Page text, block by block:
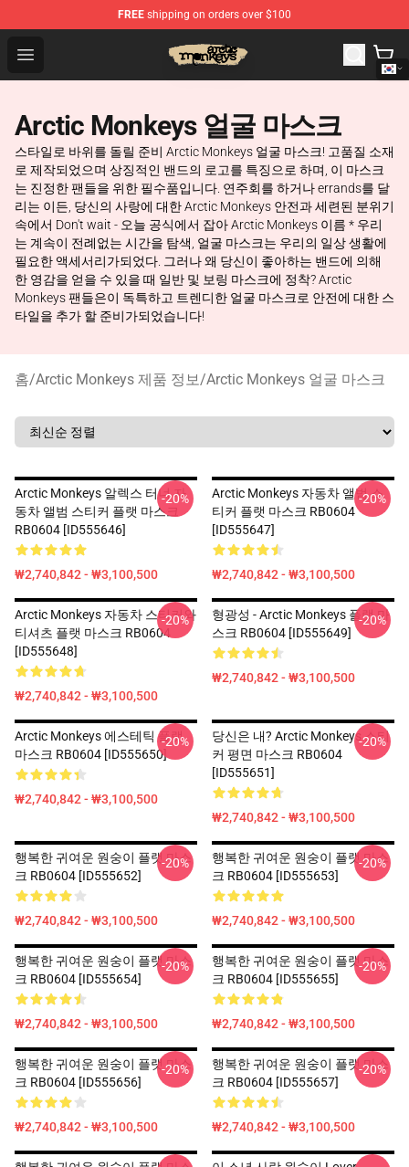
FREE shipping on orders over $100
Open menu
Arctic Monkeys Store - Official Arctic Monkeys
Arctic Monkeys 얼굴 마스크
스타일로 바위를 돌릴 준비 Arctic Monkeys 얼굴 마스크! 고품질 소재
로 제작되었으며 상징적인 밴드의 로고를 특징으로 하며, 이 마스크
는 진정한 팬들을 위한 필수품입니다. 연주회를 하거나 errands를 달
리는 이든, 당신의 사랑에 대한 Arctic Monkeys 안전과 세련된 분위기
속에서 Don't wait - 오늘 공식에서 잡아 Arctic Monkeys 이름 * 우리
는 계속이 전례없는 시간을 탐색, 얼굴 마스크는 우리의 일상 생활에
필요한 액세서리가되었다. 그러나 왜 당신이 좋아하는 밴드에 의해
한 영감을 얻을 수 있을 때 일반 및 보링 마스크에 정착? Arctic
Monkeys 팬들은이 독특하고 트렌디한 얼굴 마스크로 안전에 대한 스
타일을 추가 할 준비가되었습니다!
홈/Arctic Monkeys 제품 정보/Arctic Monkeys 얼굴 마스크
Arctic Monkeys 알렉스 터너 자
동차 앨범 스티커 플랫 마스크
RB0604 [ID555646]
₩2,740,842 - ₩3,100,500
-20%
Arctic Monkeys 자동차 앨범 스
티커 플랫 마스크 RB0604
[ID555647]
₩2,740,842 - ₩3,100,500
-20%
Arctic Monkeys 자동차 스티커와
티셔츠 플랫 마스크 RB0604
[ID555648]
₩2,740,842 - ₩3,100,500
-20%
형광성 - Arctic Monkeys 플랫 마
스크 RB0604 [ID555649]
₩2,740,842 - ₩3,100,500
-20%
Arctic Monkeys 에스테틱 플랫
마스크 RB0604 [ID555650]
₩2,740,842 - ₩3,100,500
-20%
당신은 내? Arctic Monkeys 스티
커 평면 마스크 RB0604
[ID555651]
₩2,740,842 - ₩3,100,500
-20%
행복한 귀여운 원숭이 플랫 마스
크 RB0604 [ID555652]
₩2,740,842 - ₩3,100,500
-20%
행복한 귀여운 원숭이 플랫 마스
크 RB0604 [ID555653]
₩2,740,842 - ₩3,100,500
-20%
행복한 귀여운 원숭이 플랫 마스
크 RB0604 [ID555654]
₩2,740,842 - ₩3,100,500
-20%
행복한 귀여운 원숭이 플랫 마스
크 RB0604 [ID555655]
₩2,740,842 - ₩3,100,500
-20%
행복한 귀여운 원숭이 플랫 마스
크 RB0604 [ID555656]
₩2,740,842 - ₩3,100,500
-20%
행복한 귀여운 원숭이 플랫 마스
크 RB0604 [ID555657]
₩2,740,842 - ₩3,100,500
-20%